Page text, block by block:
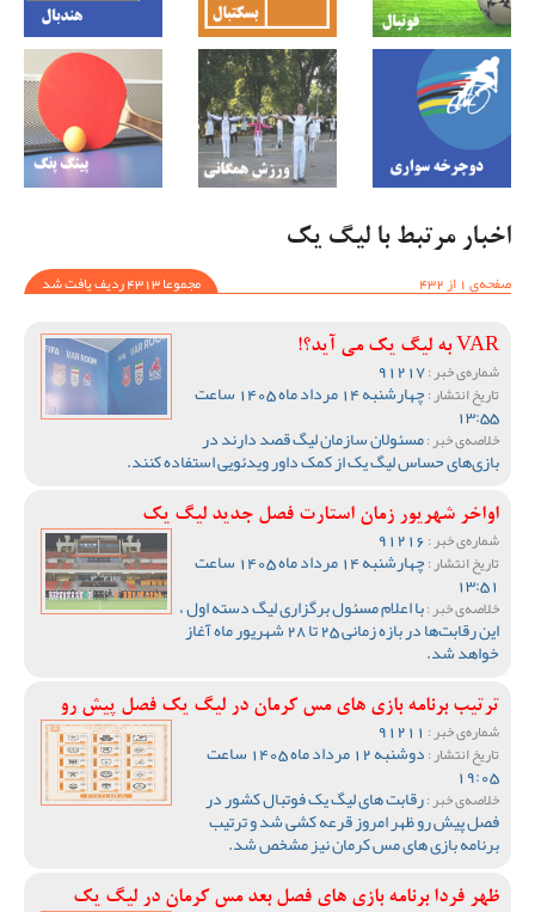
اخبار مرتبط با لیگ یک
صفحه‌ی 1 از 432
مجموعا 4313 ردیف یافت شد
VAR به لیگ یک می آید؟!
شماره‌ی خبر :
تاریخ انتشار : چهارشنبه 14 مرداد ماه 1405 ساعت
13:55
خلاصه‌ی خبر :مسئولان سازمان لیگ قصد دارند در
بازی‌های حساس لیگ یک از کمک داور ویدئویی استفاده کنند.
اواخر شهریور زمان استارت فصل جدید لیگ یک
شماره‌ی خبر :
تاریخ انتشار : چهارشنبه 14 مرداد ماه 1405 ساعت
13:51
خلاصه‌ی خبر :با اعلام مسئول برگزاری لیگ دسته اول ،
این رقابت‌ها در بازه زمانی 25 تا 28 شهریور ماه آغاز
خواهد شد.
ترتیب برنامه بازی های مس کرمان در لیگ یک فصل پیش رو
شماره‌ی خبر :
تاریخ انتشار : دوشنبه 12 مرداد ماه 1405 ساعت
19:05
خلاصه‌ی خبر :رقابت های لیگ یک فوتبال کشور در
فصل پیش رو ظهر امروز قرعه کشی شد و ترتیب
برنامه بازی های مس کرمان نیز مشخص شد.
ظهر فردا برنامه بازی های فصل بعد مس کرمان در لیگ یک